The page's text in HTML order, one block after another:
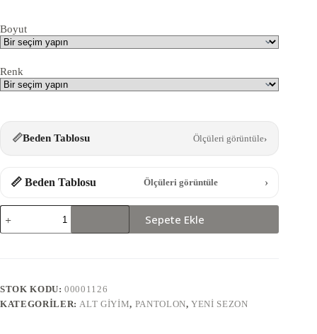
Boyut
Renk
📏Beden Tablosu Ölçüleri görüntüle›
📏 Beden Tablosu Ölçüleri görüntüle ›
2034-
PANTOLON
adet
Sepete Ekle
STOK KODU:00001126
KATEGORILER:ALT GIYIM, PANTOLON,YENI SEZON